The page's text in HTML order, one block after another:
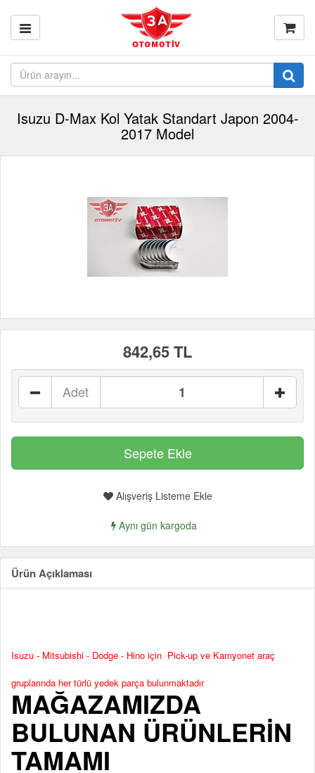
Isuzu D-Max Kol Yatak Standart Japon 2004-
2017 Model
842,65 TL
Adet
Alışveriş Listeme Ekle
Aynı gün kargoda
Ürün Açıklaması
Isuzu - Mitsubishi - Dodge - Hino için Pick-up ve Kamyonet araç
gruplarında her türlü yedek parça bulunmaktadır
MAĞAZAMIZDA
BULUNAN ÜRÜNLERİN
TAMAMI